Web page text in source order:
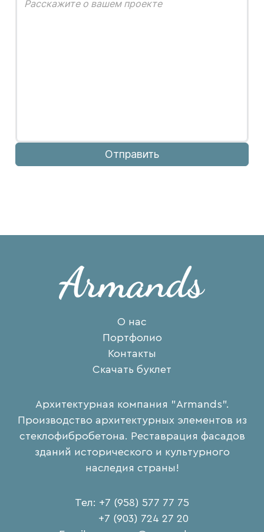
Отправить
О нас
Портфолио
Контакты
Скачать буклет
Архитектурная компания "Armands".
Производство архитектурных элементов из
стеклофибробетона. Реставрация фасадов
зданий исторического и культурного
наследия страны!
Тел: +7 (958) 577 77 75
+7 (903) 724 27 20